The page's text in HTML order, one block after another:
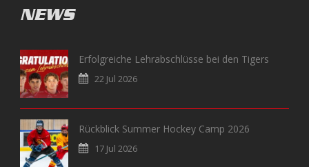
NEWS
Erfolgreiche Lehrabschlüsse bei den Tigers
22 Jul 2026
Rückblick Summer Hockey Camp 2026
17 Jul 2026